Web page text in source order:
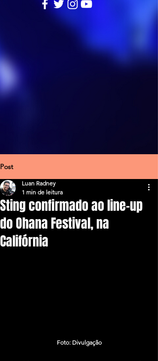
Post
Sting confirmado ao line-up
do Ohana Festival, na
Califórnia
Luan Radney
1 min de leitura
Foto: Divulgação